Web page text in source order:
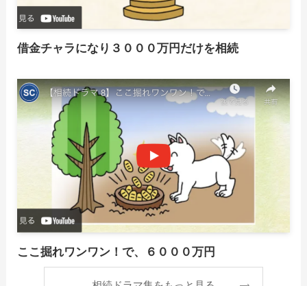
借金チャラになり３０００万円だけを相続
ここ掘れワンワン！で、６０００万円